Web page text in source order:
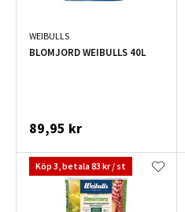
WEIBULLS
BLOMJORD WEIBULLS 40L
89,95 kr
Köp 3, betala 83 kr / st